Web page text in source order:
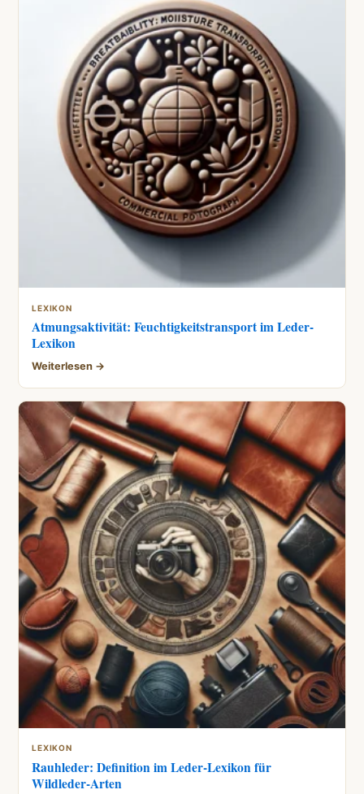
LEXIKON
Atmungsaktivität: Feuchtigkeitstransport im Leder-
Lexikon
Weiterlesen →
LEXIKON
Rauhleder: Definition im Leder-Lexikon für
Wildleder-Arten